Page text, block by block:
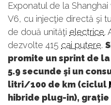
Exponatul de la
V6, cu injecţie directă şi
de două unităţi electrice.
dezvolte 415 cai putere.
promite un sprint de
5.9 secunde şi un
litri/100 de km (ciclul
hibride plug-in),